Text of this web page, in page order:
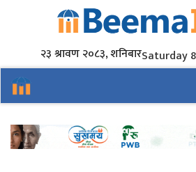
२३ श्रावण २०८३, शनिबारSaturday